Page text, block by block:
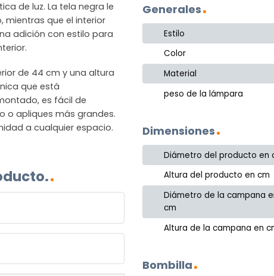
de luz. La tela negra le
que el interior
adición con estilo para
de 44 cm y una altura
que está
es fácil de
o apliques más grandes.
a cualquier espacio.
Generales
Estilo
Color
Material
peso de la lámpara
Dimensiones
Diámetro del producto en
Altura del producto en cm
Diámetro de la campana
cm
Altura de la campana en
Bombilla